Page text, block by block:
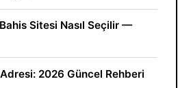
Sitesi Nasıl Seçilir —
2026 Güncel Rehberi